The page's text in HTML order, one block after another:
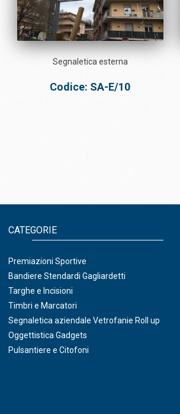
Segnaletica esterna
Codice: SA-E/10
CATEGORIE
Premiazioni Sportive
Bandiere Stendardi Gagliardetti
Targhe e Incisioni
Timbri e Marcatori
Segnaletica aziendale Vetrofanie Roll up
Oggettistica Gadgets
Pulsantiere e Citofoni